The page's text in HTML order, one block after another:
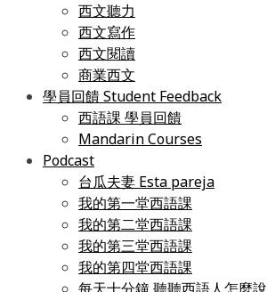
西文聽力
西文寫作
西文閱讀
商業西文
學員回饋 Student Feedback
西語課 學員回饋
Mandarin Courses
Podcast
台瓜夫妻 Esta pareja
我的第一堂西語課
我的第二堂西語課
我的第三堂西語課
我的第四堂西語課